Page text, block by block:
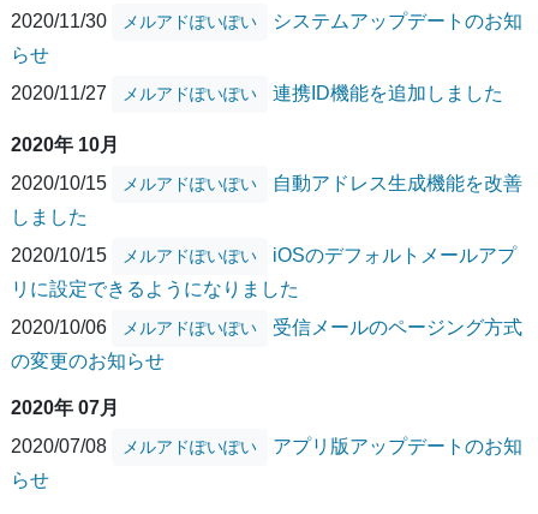
2020/11/30
メルアドぽいぽい
システムアップデートのお知
らせ
2020/11/27
メルアドぽいぽい 連携ID機能を追加しました
2020年 10月
2020/10/15
メルアドぽいぽい
自動アドレス生成機能を改善
しました
2020/10/15
メルアドぽいぽい
iOSのデフォルトメールアプ
リに設定できるようになりました
2020/10/06
メルアドぽいぽい
受信メールのページング方式
の変更のお知らせ
2020年 07月
2020/07/08
メルアドぽいぽい
アプリ版アップデートのお知
らせ